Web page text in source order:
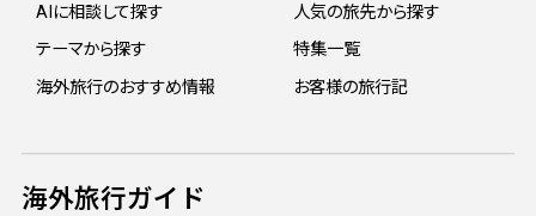
AIに相談して探す
人気の旅先から探す
テーマから探す
特集一覧
海外旅行のおすすめ情報
お客様の旅行記
海外旅行ガイド